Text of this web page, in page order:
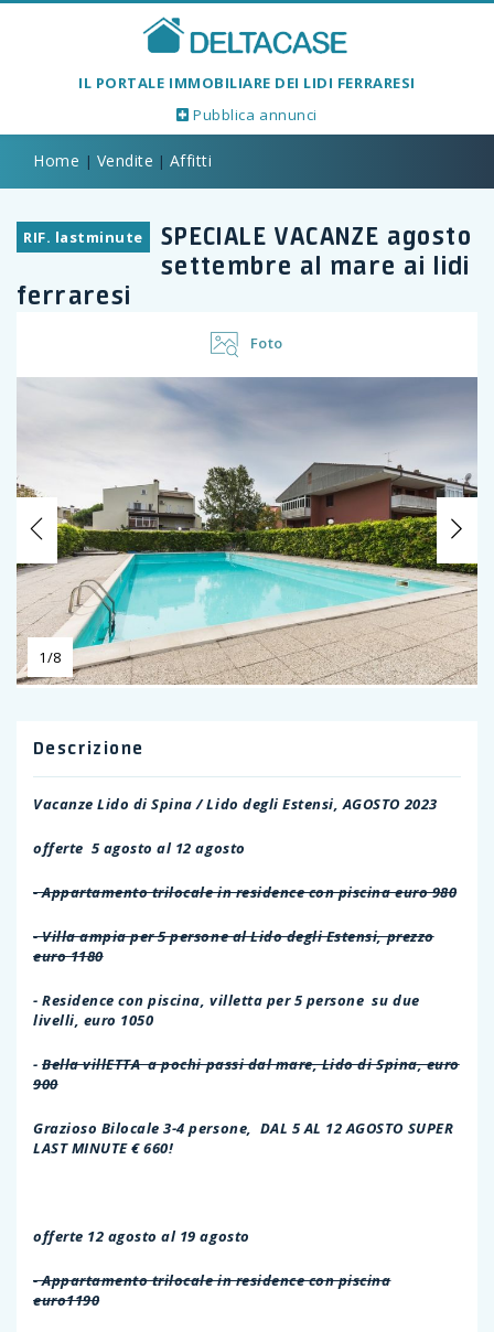
IL PORTALE IMMOBILIARE DEI LIDI FERRARESI
Pubblica annunci
Home | Vendite | Affitti
RIF. lastminute
SPECIALE VACANZE agosto
settembre al mare ai lidi
ferraresi
Foto
1/8
Previous
Descrizione
Vacanze Lido di Spina / Lido degli Estensi, AGOSTO 2023
offerte 5 agosto al 12 agosto
- Appartamento trilocale in residence con piscina euro 980
- Villa ampia per 5 persone al Lido degli Estensi, prezzo
euro 1180
- Residence con piscina, villetta per 5 persone su due
livelli, euro 1050
-Bella villETTA a pochi passi dal mare, Lido di Spina, euro
900
Grazioso Bilocale 3-4 persone, DAL 5 AL 12 AGOSTO SUPER
LAST MINUTE € 660!
offerte 12 agosto al 19 agosto
- Appartamento trilocale in residence con piscina
euro1190
1/8
Previous Next